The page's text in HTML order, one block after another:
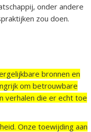
onder andere
zou doen.
bronnen en
om betrouwbare
verhalen die er echt toe
Onze toewijding aan